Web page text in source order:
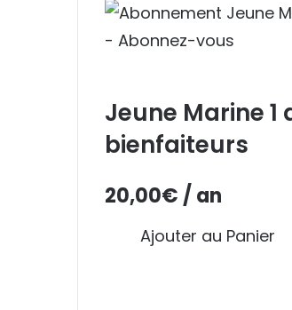
Jeune Marine 1
bienfaiteurs
20,00€/ an
Ajouter au Panier